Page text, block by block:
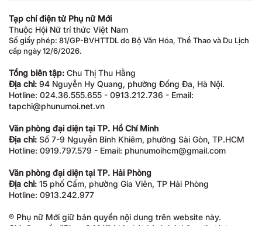
Tạp chí điện tử Phụ nữ Mới
Thuộc Hội Nữ trí thức Việt Nam
Số giấy phép: 81/GP-BVHTTDL do Bộ Văn Hóa, Thể Thao và Du Lịch
cấp ngày 12/6/2026.
Tổng biên tập: Chu Thị Thu Hằng
Địa chỉ: 94 Nguyễn Hy Quang, phường Đống Đa, Hà Nội.
Hotline: 024.36.555.655 - 0913.212.736 - Email:
tapchi@phunumoi.net.vn
Văn phòng đại diện tại TP. Hồ Chí Minh
Địa chỉ: Số 7-9 Nguyễn Bỉnh Khiêm, phường Sài Gòn, TP.HCM
Hotline: 0919.797.579 - Email: phunumoihcm@gmail.com
Văn phòng đại diện tại TP. Hải Phòng
Địa chỉ: 15 phố Cấm, phường Gia Viên, TP Hải Phòng
Hotline: 0913.242.977
® Phụ nữ Mới giữ bản quyền nội dung trên website này.